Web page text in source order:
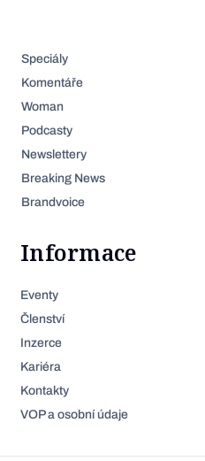
Speciály
Komentáře
Woman
Podcasty
Newslettery
Breaking News
Brandvoice
Informace
Eventy
Členství
Inzerce
Kariéra
Kontakty
VOP a osobní údaje